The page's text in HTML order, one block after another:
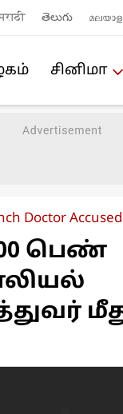
తెలుగు
சினிமா
Doctor
பெண்